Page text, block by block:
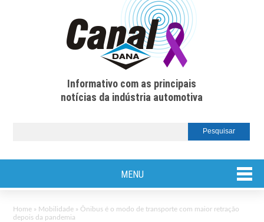
Informativo com as principais
notícias da indústria automotiva
MENU
Home » Mobilidade » Ônibus é o modo de transporte com maior retração
depois da pandemia